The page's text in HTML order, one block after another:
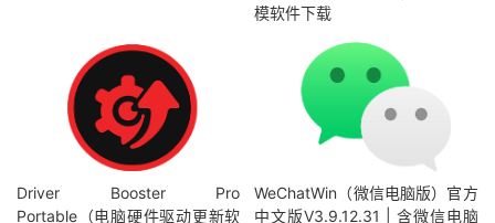
模软件下载
Driver Booster Pro
Portable（电脑硬件驱动更新软
WeChatWin（微信电脑版）官方
中文版V3.9.12.31 | 含微信电脑